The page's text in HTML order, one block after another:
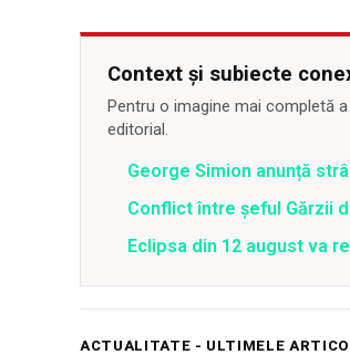
Context și subiecte
Pentru o imagine mai completă
editorial.
George Simion anunță
Conflict între şeful Gărzii
Eclipsa din 12 august va
ACTUALITATE - ULTIMELE